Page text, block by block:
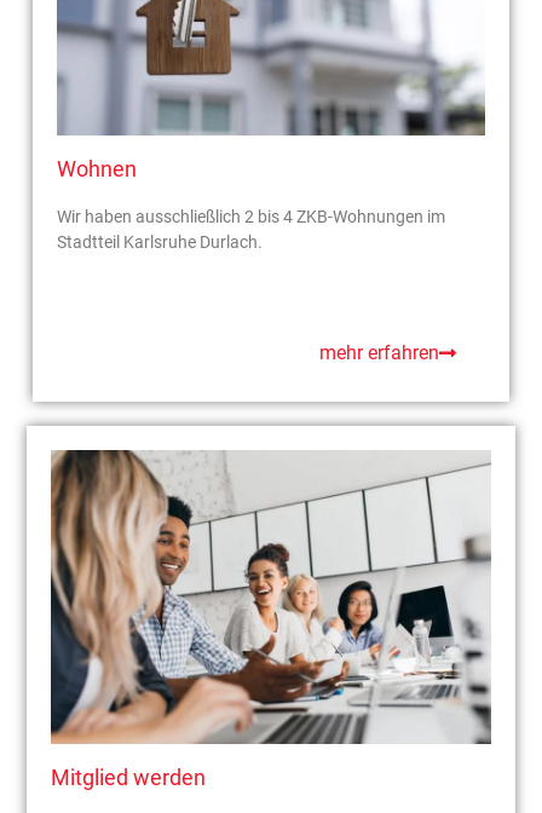
Wohnen
Wir haben ausschließlich 2 bis 4 ZKB-Wohnungen im
Stadtteil Karlsruhe Durlach.
mehr erfahren
Mitglied werden